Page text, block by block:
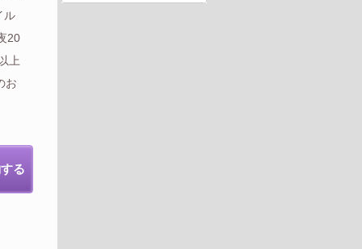
ル
20
上
お
る